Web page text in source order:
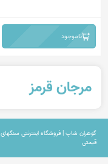
ناموجود
مرجان قرمز
گوهران شاپ | فروشگاه اینترنتی سنگهای
قیمتی